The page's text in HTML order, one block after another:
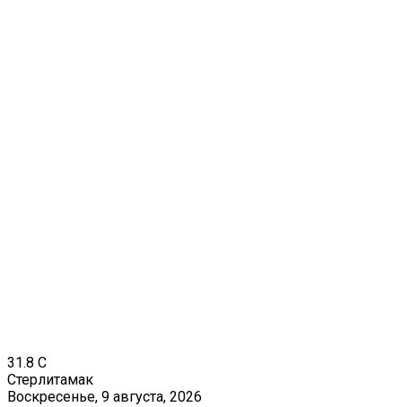
31.8 C
Стерлитамак
Воскресенье, 9 августа, 2026